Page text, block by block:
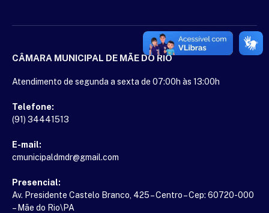
CÂMARA MUNICIPAL DE MÃE DO RIO
Atendimento de segunda a sexta de 07:00h às 13:00h
Telefone:
(91) 34441513
E-mail:
cmunicipaldmdr@gmail.com
Presencial:
Av. Presidente Castelo Branco, 425 – Centro – Cep: 60720-000
– Mãe do Rio\PA